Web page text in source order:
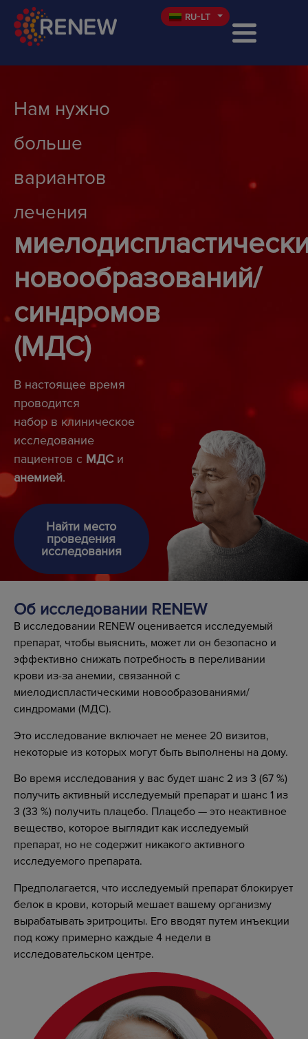
RU-LT
Russian – LT
Нам нужно
больше
вариантов
лечения
новообразований/
синдромов
(МДС)
В настоящее время
проводится
набор в клиническое
исследование
пациентов с МДСи
анемией.
Найти место
проведения
исследования
Об исследовании RENEW
В исследовании RENEW оценивается исследуемый
препарат, чтобы выяснить, может ли он безопасно и
эффективно снижать потребность в переливании
крови из-за анемии, связанной с
миелодиспластическими новообразованиями/
синдромами (МДС).
Это исследование включает не менее 20 визитов,
некоторые из которых могут быть выполнены на дому.
Во время исследования у вас будет шанс 2 из 3 (67 %)
получить активный исследуемый препарат и шанс 1 из
3 (33 %) получить плацебо. Плацебо — это неактивное
вещество, которое выглядит как исследуемый
препарат, но не содержит никакого активного
исследуемого препарата.
Предполагается, что исследуемый препарат блокирует
белок в крови, который мешает вашему организму
вырабатывать эритроциты. Его вводят путем инъекции
под кожу примерно каждые 4 недели в
исследовательском центре.